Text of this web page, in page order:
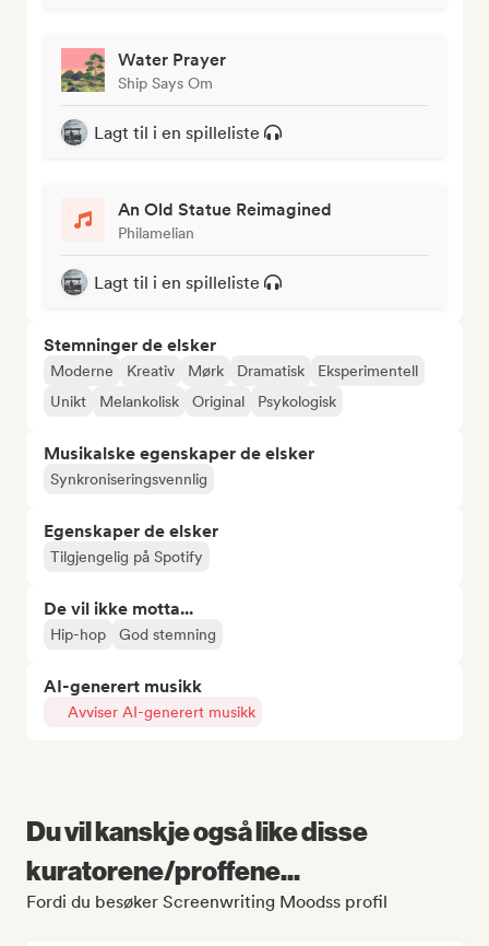
Water Prayer
Ship Says Om
Lagt til i en spilleliste
An Old Statue Reimagined
Philamelian
Lagt til i en spilleliste
Stemninger de elsker
Moderne Kreativ Mørk Dramatisk
Eksperimentell
Unikt
Melankolisk Original Psykologisk
Musikalske egenskaper de elsker
Synkroniseringsvennlig
Egenskaper de elsker
Tilgjengelig på Spotify
De vil ikke motta...
Hip-hop God stemning
AI-generert musikk
Avviser AI-generert musikk
Du vil kanskje også like disse
kuratorene/proffene...
Fordi du besøker Screenwriting Moodss profil